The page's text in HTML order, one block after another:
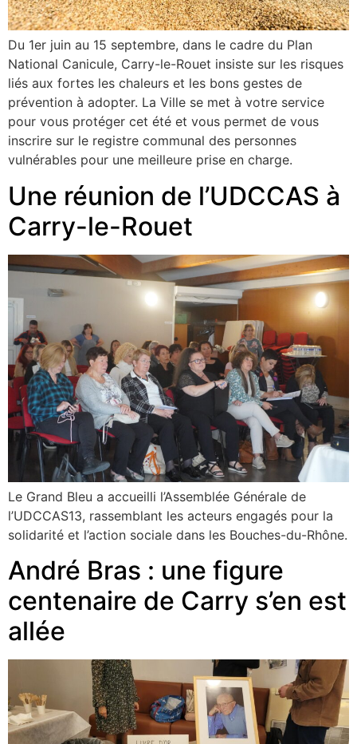
Du 1er juin au 15 septembre, dans le cadre du Plan
National Canicule, Carry-le-Rouet insiste sur les risques
liés aux fortes les chaleurs et les bons gestes de
prévention à adopter. La Ville se met à votre service
pour vous protéger cet été et vous permet de vous
inscrire sur le registre communal des personnes
vulnérables pour une meilleure prise en charge.
Une réunion de l’UDCCAS à
Carry-le-Rouet
Le Grand Bleu a accueilli l’Assemblée Générale de
l’UDCCAS13, rassemblant les acteurs engagés pour la
solidarité et l’action sociale dans les Bouches-du-Rhône.
André Bras : une figure
centenaire de Carry s’en est
allée